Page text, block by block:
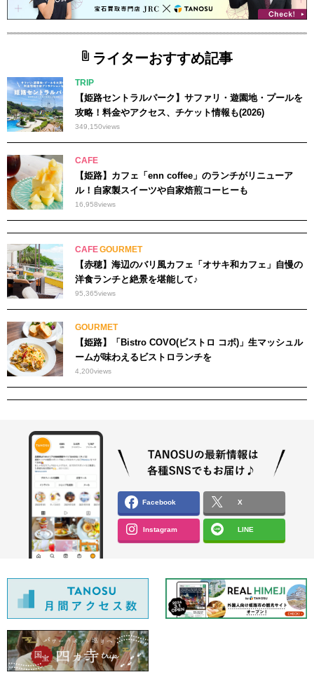
ライターおすすめ記事
TRIP
【姫路セントラルパーク】サファリ・遊園地・プールを
攻略！料金やアクセス、チケット情報も(2026)
349,150views
CAFE
【姫路】カフェ「enn coffee」のランチがリニューア
ル！自家製スイーツや自家焙煎コーヒーも
16,958views
CAFEGOURMET
【赤穂】海辺のバリ風カフェ「オサキ和カフェ」自慢の
洋食ランチと絶景を堪能して♪
95,365views
GOURMET
【姫路】「Bistro COVO(ビストロ コボ)」生マッシュル
ームが味わえるビストロランチを
4,200views
Facebook X
Instagram LINE